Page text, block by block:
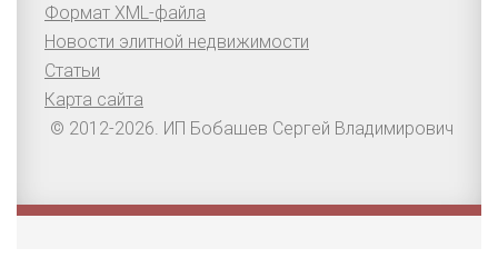
Формат XML-файла
Новости элитной недвижимости
Статьи
Карта сайта
© 2012-2026. ИП Бобашев Сергей Владимирович